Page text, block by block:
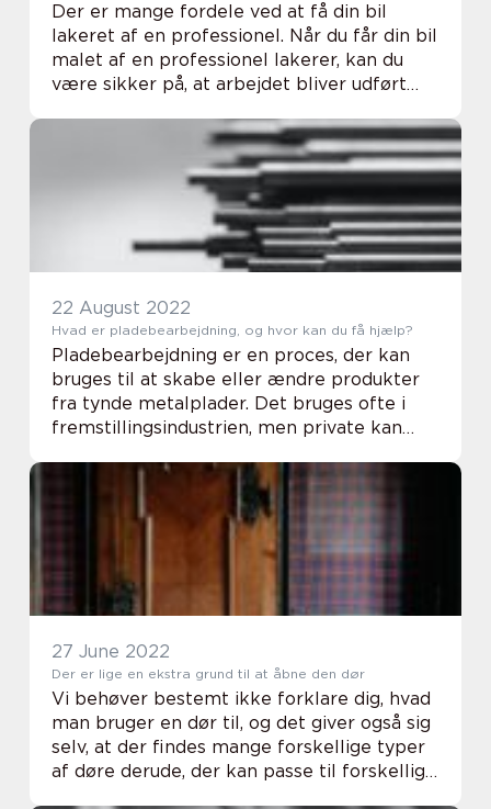
Der er mange fordele ved at få din bil
lakeret af en professionel. Når du får din bil
malet af en professionel lakerer, kan du
være sikker på, at arbejdet bliver udført
Professionelle autolakerere har erfaring...
22 August 2022
Hvad er pladebearbejdning, og hvor kan du få hjælp?
Pladebearbejdning er en proces, der kan
bruges til at skabe eller ændre produkter
fra tynde metalplader. Det bruges ofte i
fremstillingsindustrien, men private kan
pladebearbejdningsteknikker. I dette
blogindlæg vil vi disk...
27 June 2022
Der er lige en ekstra grund til at åbne den dør
Vi behøver bestemt ikke forklare dig, hvad
man bruger en dør til, og det giver også sig
selv, at der findes mange forskellige typer
af døre derude, der kan passe til forskellige